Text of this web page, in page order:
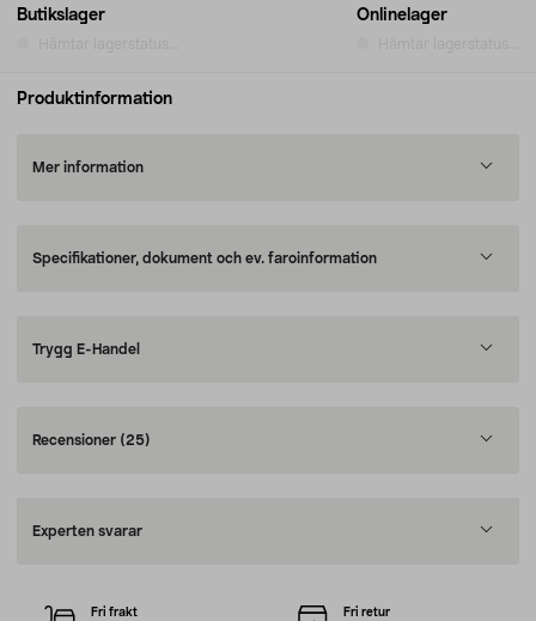
Butikslager Onlinelager
Produktinformation
Mer information
Specifikationer, dokument och ev. faroinformation
Trygg E-Handel
Recensioner (25)
Experten svarar
Fri frakt Fri retur